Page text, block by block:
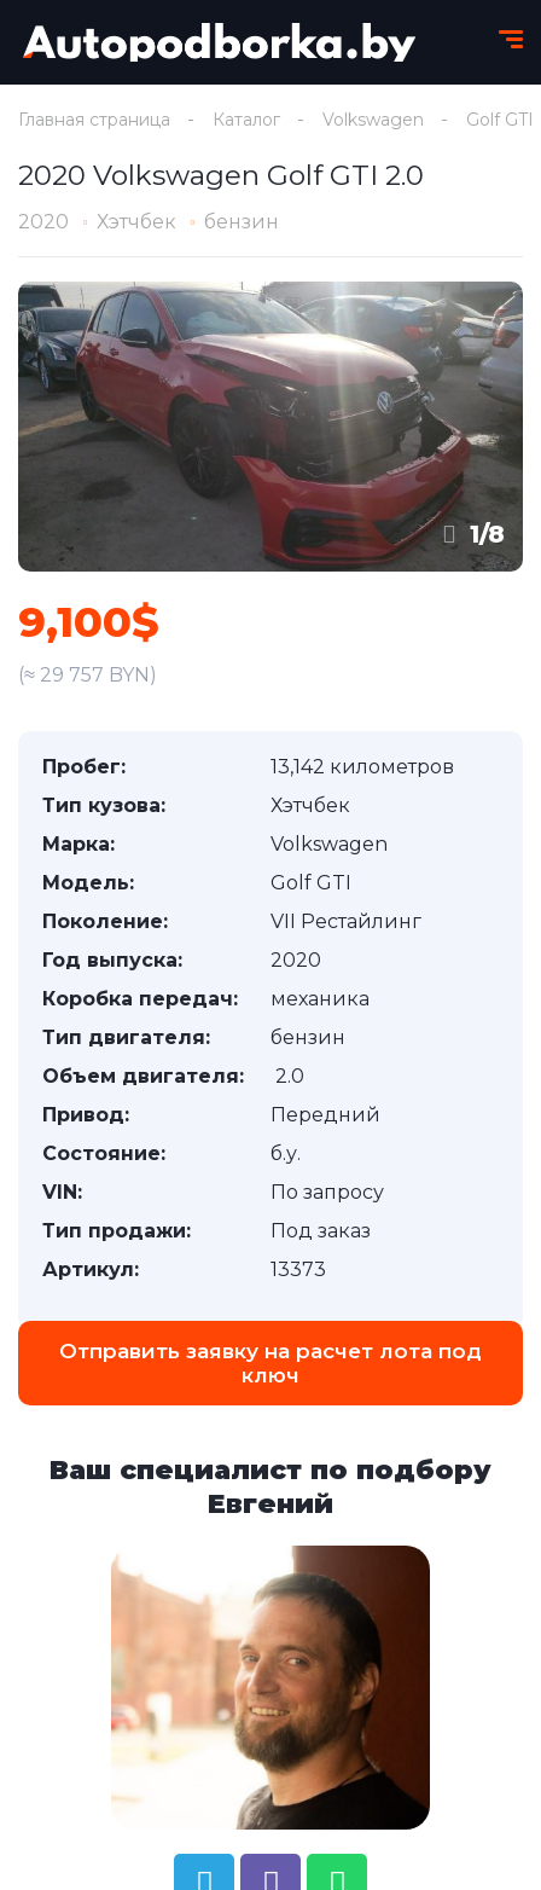
Главная страница Каталог Volkswagen Golf GTI
2020 Volkswagen Golf GTI 2.0
2020 Хэтчбек бензин
1/8
9,100$
(≈ 29 757 BYN)
Пробег:
13,142 километров
Тип кузова:
Хэтчбек
Марка:
Volkswagen
Модель:
Golf GTI
Поколение:
VII Рестайлинг
Год выпуска:
2020
Коробка передач:
механика
Тип двигателя:
бензин
Объем двигателя:
2.0
Привод:
Передний
Состояние:
б.у.
VIN:
По запросу
Тип продажи:
Под заказ
Артикул:
13373
Отправить заявку на расчет лота под
ключ
Ваш специалист по подбору
Евгений